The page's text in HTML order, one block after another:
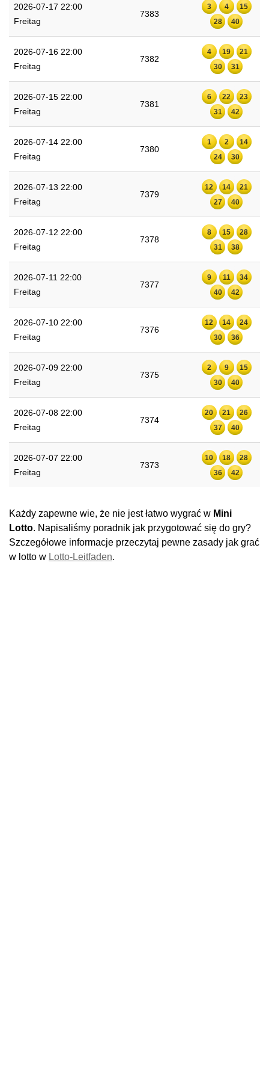
2026-07-17 22:00
Freitag
7383
3 4
15
28
40
2026-07-16 22:00
Freitag
7382
4 19
21
30
31
2026-07-15 22:00
Freitag
7381
6 22
23
31
42
2026-07-14 22:00
Freitag
7380
1 2
14
24
30
2026-07-13 22:00
Freitag
7379
12 14
21
27
40
2026-07-12 22:00
Freitag
7378
8 15
28
31
38
2026-07-11 22:00
Freitag
7377
9 11
34
40
42
2026-07-10 22:00
Freitag
7376
12 14
24
30
36
2026-07-09 22:00
Freitag
7375
2 9
15
30
40
2026-07-08 22:00
Freitag
7374
20 21
26
37
40
2026-07-07 22:00
Freitag
7373
10 18
28
36
42
Każdy zapewne wie, że nie jest łatwo wygrać w Mini
Lotto. Napisaliśmy poradnik jak przygotować się do gry?
Szczegółowe informacje przeczytaj pewne zasady jak grać
w lotto w Lotto-Leitfaden.